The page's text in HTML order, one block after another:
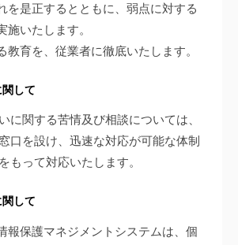
を是正するとともに、弱点に対する
施いたします。
教育を、従業者に徹底いたします。
して
に関する苦情及び相談については、
口を設け、迅速な対応が可能な体制
もって対応いたします。
して
報保護マネジメントシステムは、個